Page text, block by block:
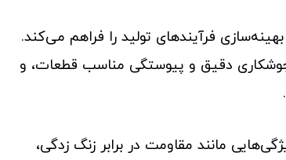
فرآیندهای تولید را فراهم می‌کند.
دقیق و پیوستگی مناسب قطعات، و
مانند مقاومت در برابر زنگ زدگی،